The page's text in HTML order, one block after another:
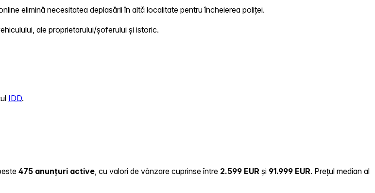
elimină necesitatea deplasării în altă localitate pentru încheierea poliței.
ale proprietarului/șoferului și istoric.
IDD.
475 anunțuri active , cu valori de vânzare cuprinse între 2.599 EUR și 91.999 EUR. Prețul median al